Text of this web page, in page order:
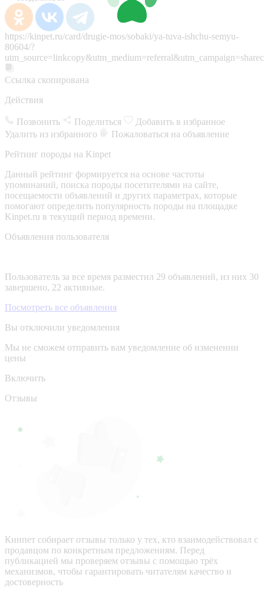
https://kinpet.ru/card/drugie-mos/sobaki/ya-tuva-ishchu-semyu-
80604/?
Ссылка скопирована
Действия
Позвонить Поделиться
Добавить в избранное
Удалить из избранного
Пожаловаться на объявление
Рейтинг породы на Kinpet
Данный рейтинг формируется на основе частоты
упоминаний, поиска породы посетителями на сайте,
посещаемости объявлений и других параметрах, которые
помогают определить популярность породы на площадке
Kinpet.ru в текущий период времени.
Объявления пользователя
Пользователь за все время разместил 29 объявлений, из них 30
завершено, 22 активные.
Посмотреть все объявления
Вы отключили уведомления
Мы не сможем отправить вам уведомление об изменении
цены
Включить
Отзывы
Кинпет собирает отзывы только у тех, кто взаимодействовал с
продавцом по конкретным предложениям. Перед
публикацией мы проверяем отзывы с помощью трёх
механизмов, чтобы гарантировать читателям качество и
достоверность